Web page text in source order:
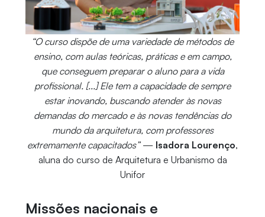
“O curso dispõe de uma variedade de métodos de
ensino, com aulas teóricas, práticas e em campo,
que conseguem preparar o aluno para a vida
profissional. [...] Ele tem a capacidade de sempre
estar inovando, buscando atender às novas
demandas do mercado e às novas tendências do
mundo da arquitetura, com professores
extremamente capacitados”— Isadora Lourenço,
aluna do curso de Arquitetura e Urbanismo da
Unifor
Missões nacionais e